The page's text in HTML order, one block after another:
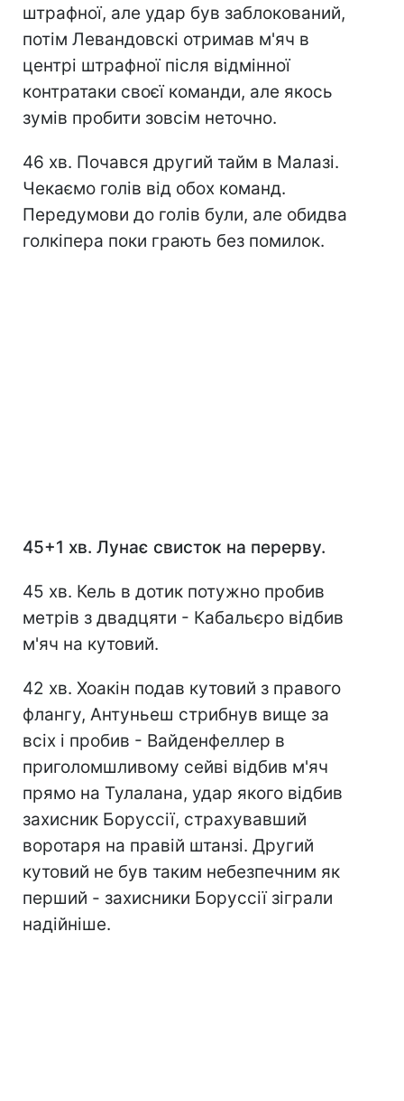
штрафної, але удар був заблокований,
потім Левандовскі отримав м'яч в
центрі штрафної після відмінної
контратаки своєї команди, але якось
зумів пробити зовсім неточно.
46 хв. Почався другий тайм в Малазі.
Чекаємо голів від обох команд.
Передумови до голів були, але обидва
голкіпера поки грають без помилок.
45+1 хв. Лунає свисток на перерву.
45 хв. Кель в дотик потужно пробив
метрів з двадцяти - Кабальєро відбив
м'яч на кутовий.
42 хв. Хоакін подав кутовий з правого
флангу, Антуньеш стрибнув вище за
всіх і пробив - Вайденфеллер в
приголомшливому сейві відбив м'яч
прямо на Тулалана, удар якого відбив
захисник Боруссії, страхувавший
воротаря на правій штанзі. Другий
кутовий не був таким небезпечним як
перший - захисники Боруссії зіграли
надійніше.